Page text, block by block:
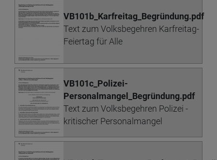
VB101b_Karfreitag_Begründung.pdf
Text zum Volksbegehren Karfreitag-
Feiertag für Alle
VB101c_Polizei-
Personalmangel_Begründung.pdf
Text zum Volksbegehren Polizei -
kritischer Personalmangel